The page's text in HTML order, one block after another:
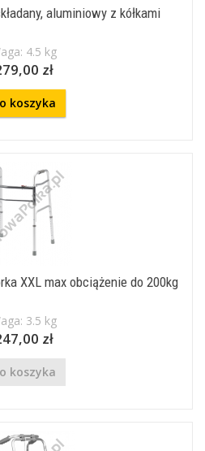
aluminiowy z kółkami
4.5 kg
zł
koszyka
XXL max obciążenie do 200kg
3.5 kg
zł
koszyka